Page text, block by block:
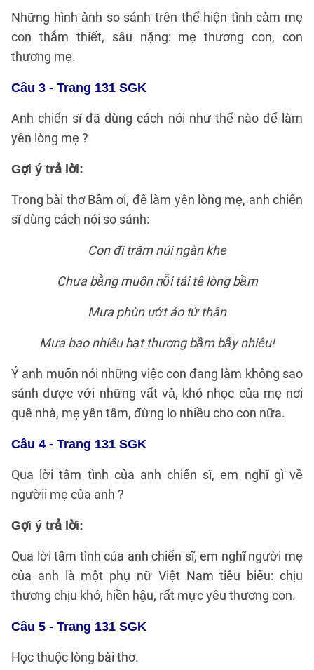
Những hình ảnh so sánh trên thể hiện tình cảm mẹ
con thắm thiết, sâu nặng: mẹ thương con, con
thương mẹ.
Câu 3 - Trang 131 SGK
Anh chiến sĩ đã dùng cách nói như thế nào để làm
yên lòng mẹ ?
Gợi ý trả lời:
Trong bài thơ Bầm ơi, để làm yên lòng mẹ, anh chiến
sĩ dùng cách nói so sánh:
Con đi trăm núi ngàn khe
Chưa bằng muôn nỗi tái tê lòng bầm
Mưa phùn ướt áo tứ thân
Mưa bao nhiêu hạt thương bầm bấy nhiêu!
Ý anh muốn nói những việc con đang làm không sao
sánh được với những vất vả, khó nhọc của mẹ nơi
quê nhà, mẹ yên tâm, đừng lo nhiều cho con nữa.
Câu 4 - Trang 131 SGK
Qua lời tâm tình của anh chiến sĩ, em nghĩ gì về
ngườii mẹ của anh ?
Gợi ý trả lời:
Qua lời tâm tình của anh chiến sĩ, em nghĩ người mẹ
của anh là một phụ nữ Việt Nam tiêu biểu: chịu
thương chịu khó, hiền hậu, rất mực yêu thương con.
Câu 5 - Trang 131 SGK
Học thuộc lòng bài thơ.